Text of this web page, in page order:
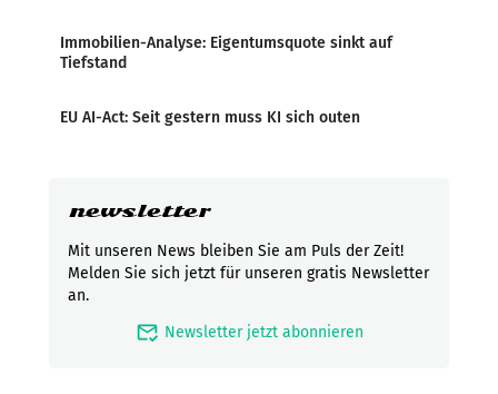
Immobilien-Analyse: Eigentumsquote sinkt auf
Tiefstand
EU AI-Act: Seit gestern muss KI sich outen
newsletter
Mit unseren News bleiben Sie am Puls der Zeit!
Melden Sie sich jetzt für unseren gratis Newsletter
an.
mark_email_read Newsletter jetzt abonnieren